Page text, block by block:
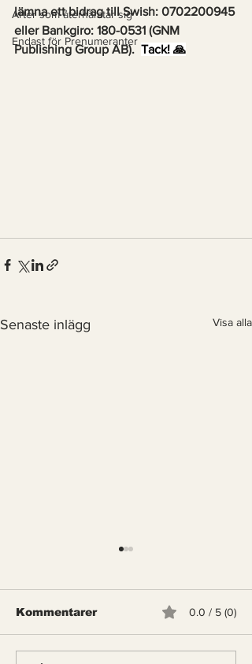
Arter som återhämtar sig
Endast för Prenumeranter
lämna ett bidrag till Swish: 0702200945
eller Bankgiro: 180-0531 (GNM
Publishing Group AB). Tack! 🙏
Senaste inlägg Visa alla
Kommentarer 0.0 / 5 (0)